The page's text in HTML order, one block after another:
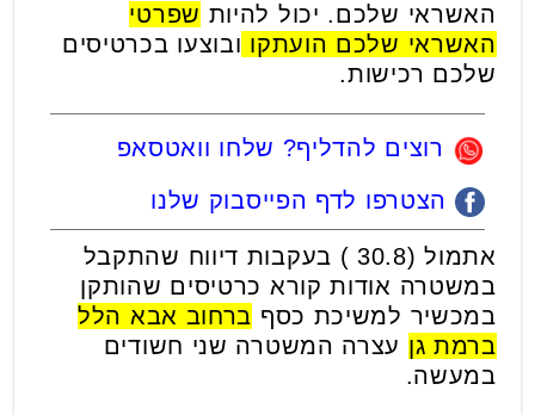
האשראי שלכם. יכול להיות שפרטי
האשראי שלכם הועתקו ובוצעו בכרטיסים
שלכם רכישות.
רוצים להדליף? שלחו וואטסאפ
הצטרפו לדף הפייסבוק שלנו
אתמול (30.8 ) בעקבות דיווח שהתקבל
במשטרה אודות קורא כרטיסים שהותקן
במכשיר למשיכת כסף ברחוב אבא הלל
ברמת גן עצרה המשטרה שני חשודים
במעשה.